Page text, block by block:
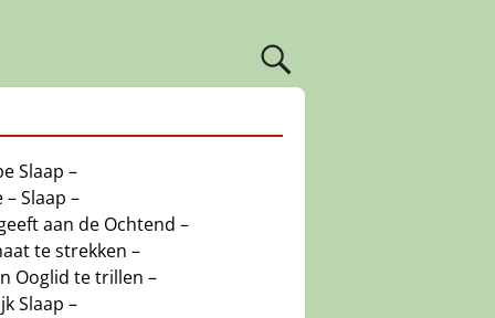
Slaap –
Slaap –
aan de Ochtend –
te strekken –
Ooglid te trillen –
Slaap –